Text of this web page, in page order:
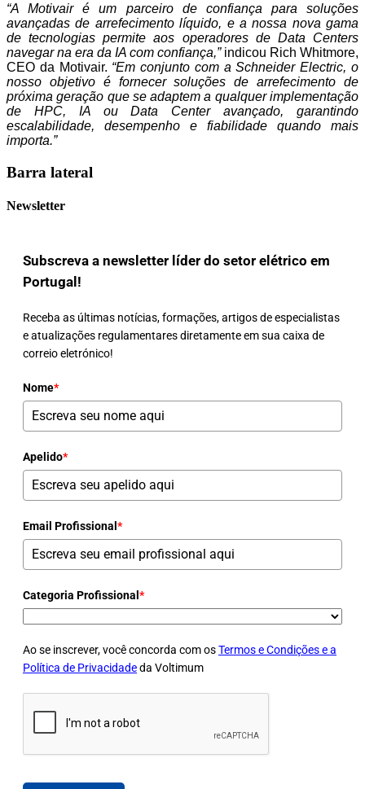
“A Motivair é um parceiro de confiança para soluções
avançadas de arrefecimento líquido, e a nossa nova gama
de tecnologias permite aos operadores de Data Centers
navegar na era da IA com confiança,”indicou Rich Whitmore,
CEO da Motivair. “Em conjunto com a Schneider Electric, o
nosso objetivo é fornecer soluções de arrefecimento de
próxima geração que se adaptem a qualquer implementação
de HPC, IA ou Data Center avançado, garantindo
escalabilidade, desempenho e fiabilidade quando mais
importa.”
Barra lateral
Newsletter
Subscreva a newsletter líder do setor elétrico em
Portugal!
Receba as últimas notícias, formações, artigos de especialistas
e atualizações regulamentares diretamente em sua caixa de
correio eletrónico!
Nome*
Apelido*
Email Profissional *
Categoria Profissional *
Ao se inscrever, você concorda com osTermos e Condições e a
Política de Privacidadeda Voltimum